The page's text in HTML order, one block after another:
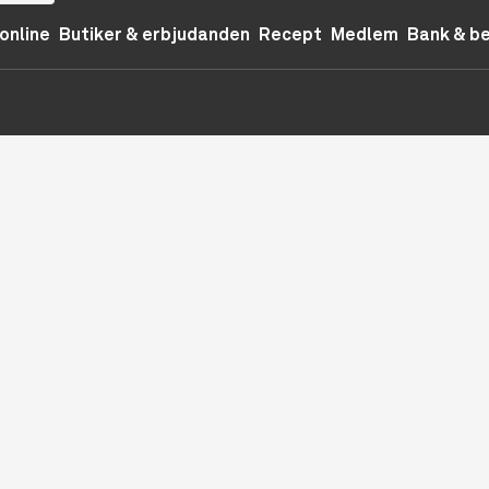
Butiker & erbjudanden Recept Medlem Bank &